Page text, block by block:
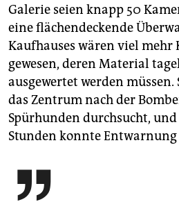
Galerie seien knapp 50
eine flächendeckende
Kaufhauses wären viel
gewesen, deren Material
ausgewertet werden
das Zentrum nach der
Spürhunden durchsucht,
Stunden konnte Entwarnung
